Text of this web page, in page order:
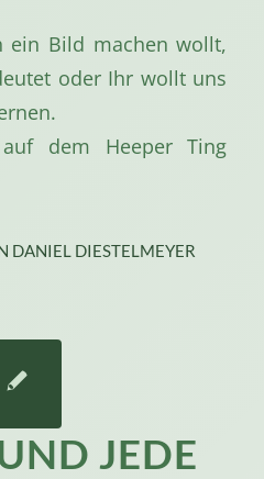
ein Bild machen wollt,
oder Ihr wollt uns
dem Heeper Ting
DANIEL DIESTELMEYER
JEDE